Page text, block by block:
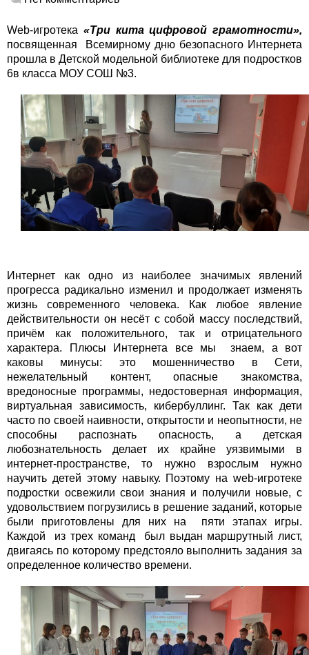
Web-игротека «Три кита цифровой грамотности»,
посвященная Всемирному дню безопасного Интернета
прошла в Детской модельной библиотеке для подростков
6в класса МОУ СОШ №3.
Интернет как одно из наиболее значимых явлений
прогресса радикально изменил и продолжает изменять
жизнь современного человека. Как любое явление
действительности он несёт с собой массу последствий,
причём как положительного, так и отрицательного
характера. Плюсы Интернета все мы знаем, а вот
каковы минусы: это мошенничество в Сети,
нежелательный контент, опасные знакомства,
вредоносные программы, недостоверная информация,
виртуальная зависимость, кибербуллинг. Так как дети
часто по своей наивности, открытости и неопытности, не
способны распознать опасность, а детская
любознательность делает их крайне уязвимыми в
интернет-пространстве, то нужно взрослым нужно
научить детей этому навыку. Поэтому на web-игротеке
подростки освежили свои знания и получили новые, с
удовольствием погрузились в решение заданий, которые
были приготовлены для них на пяти этапах игры.
Каждой из трех команд был выдан маршрутный лист,
двигаясь по которому предстояло выполнить задания за
определенное количество времени.